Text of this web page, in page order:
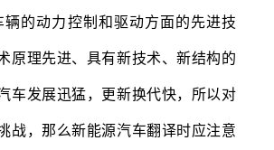
的动力控制和驱动方面的先进技
原理先进、具有新技术、新结构的
车发展迅猛，更新换代快，所以对
战，那么新能源汽车翻译时应注意